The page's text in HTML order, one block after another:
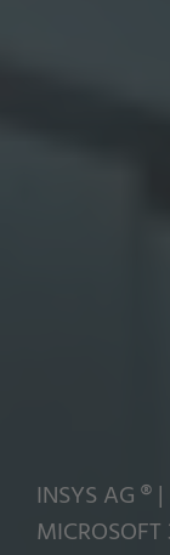
INSYS AG ®
MICROSOFT